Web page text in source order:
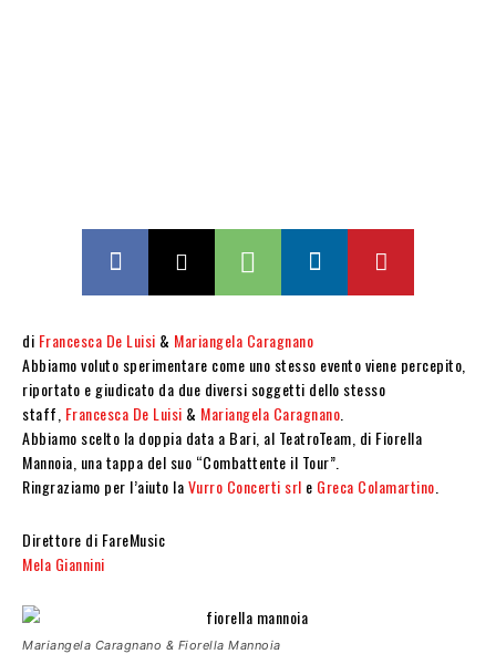
di Francesca De Luisi & Mariangela Caragnano
Abbiamo voluto sperimentare come uno stesso evento viene percepito,
riportato e giudicato da due diversi soggetti dello stesso
staff, Francesca De Luisi & Mariangela Caragnano
Abbiamo scelto la doppia data a Bari, al TeatroTeam, di Fiorella
Mannoia, una tappa del suo “Combattente il Tour”.
Ringraziamo per l’aiuto laVurro Concerti srl e Greca Colamartino
Direttore di FareMusic
Mela Giannini
Mariangela Caragnano & Fiorella Mannoia